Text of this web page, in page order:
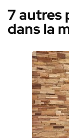
7 autres
dans la